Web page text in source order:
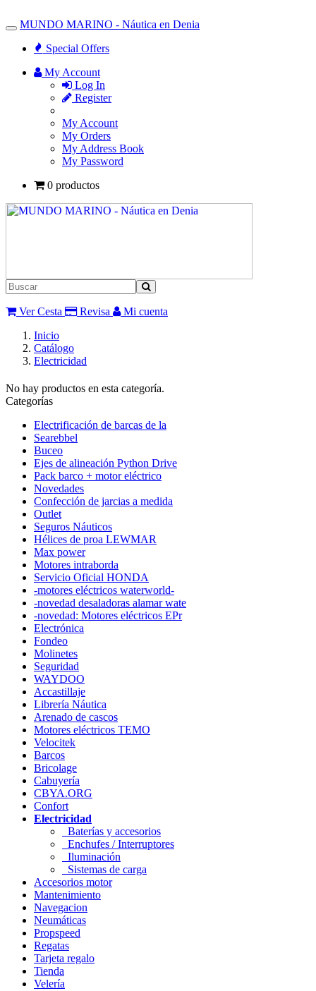
Toggle
Navigation
MUNDO MARINO - Náutica en Denia
Special Offers
My Account
Log In
Register
My Account
My Orders
My Address Book
My Password
0 productos
Ver Cesta Revisa
Mi cuenta
Inicio
Catálogo
Electricidad
No hay productos en esta categoría.
Categorías
Electrificación de barcas de la
Searebbel
Buceo
Ejes de alineación Python Drive
Pack barco + motor eléctrico
Novedades
Confección de jarcias a medida
Outlet
Seguros Náuticos
Hélices de proa LEWMAR
Max power
Motores intraborda
Servicio Oficial HONDA
-motores eléctricos waterworld-
-novedad desaladoras alamar wate
-novedad: Motores eléctricos EPr
Electrónica
Fondeo
Molinetes
Seguridad
WAYDOO
Accastillaje
Librería Náutica
Arenado de cascos
Motores eléctricos TEMO
Velocitek
Barcos
Bricolage
Cabuyería
CBYA.ORG
Confort
Electricidad
Baterías y accesorios
Enchufes / Interruptores
Iluminación
Sistemas de carga
Accesorios motor
Mantenimiento
Navegacion
Neumáticas
Propspeed
Regatas
Tarjeta regalo
Tienda
Velería